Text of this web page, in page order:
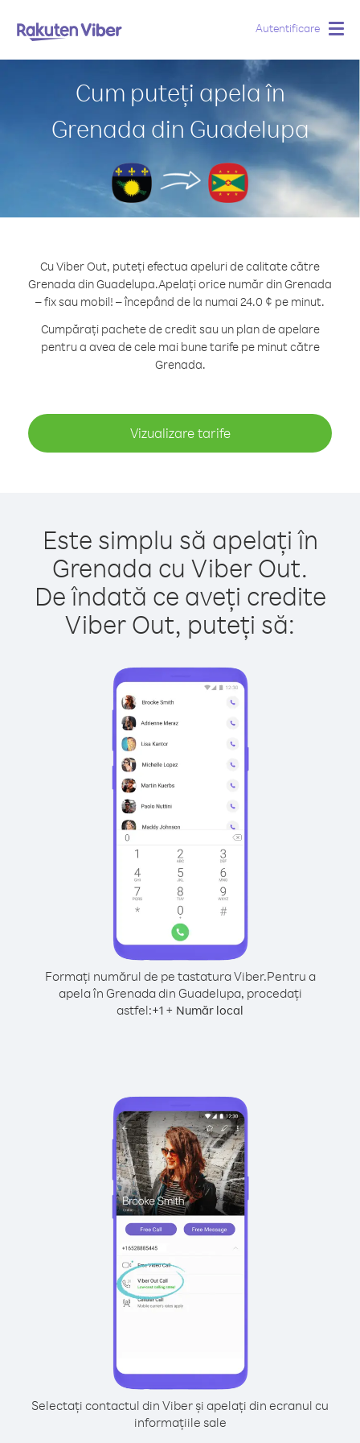
Autentificare
Cum puteți apela în
Grenada din Guadelupa
Cu Viber Out, puteți efectua apeluri de calitate către
Grenada din Guadelupa.Apelați orice număr din Grenada
– fix sau mobil! – începând de la numai 24.0 ¢ pe minut.
Cumpărați pachete de credit sau un plan de apelare
pentru a avea de cele mai bune tarife pe minut către
Grenada.
Vizualizare tarife
Este simplu să apelați în
Grenada cu Viber Out.
De îndată ce aveți credite
Viber Out, puteți să:
Formați numărul de pe tastatura Viber.Pentru a
apela în Grenada din Guadelupa, procedați
astfel:+1 + Număr local
Selectați contactul din Viber și apelați din ecranul cu
informațiile sale